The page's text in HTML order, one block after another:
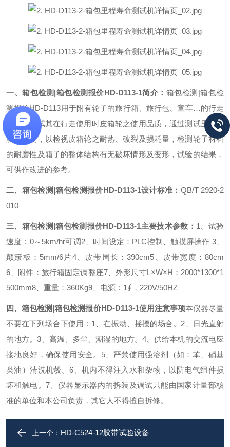
一、箱包检测|箱包检测报价HD-D113-1简介： 箱包检测|箱包检
测报价HD-D113用于附有轮子的旅行箱、旅行包、童车…的行走
试验，测试其在行走使用时皮箱轮之使用品质，通过测试里程、
测试速度，以检视皮箱轮之耐热、破裂及损耗量，检测轮子材料
的耐磨性及箱子的整体结构有无破坏情形及变形，试验的结果，
可供作改进的参考。
二、箱包检测|箱包检测报价HD-D113-1设计标准： QB/T 2920-2
010
三、箱包检测|箱包检测报价HD-D113-1主要技术参数： 1、试验
速度：0～5km/hr可调2、时间设定：PLC控制、触摸屏操作 3、
颠簸板：5mm/6片4、皮带周长：390cm5、皮带宽度：80cm
6、附件：旅行箱固定调整座7、外形尺寸L×W×H：2000*1300*1
500mm8、重量：360Kg9、电源：1∮，220V/50HZ
四、箱包检测|箱包检测报价HD-D113-1使用注意事项本仪器尽量
不要在下列场合下使用： 1、在振动、摇摆的场合。 2、日光直射
的地方。3、高温、多尘、潮湿的地方。 4、供给本机的交流电应
接地良好，确保使用安全。 5、严禁使用强溶剂（如：苯、硝基
类油）清洗机彀。6、机内不得注入水和杂物，以防电气组件损
坏和触电。7、仪器显示器内的拆装及调试只能由国家计量部核
准的单位和本公司负责，其它人不得擅自拆修。
上一个： HD-C524-12胶带试验设备